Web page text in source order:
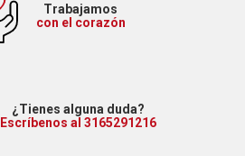
Trabajamos
con el corazón
¿Tienes alguna duda?
Escríbenos al 3165291216